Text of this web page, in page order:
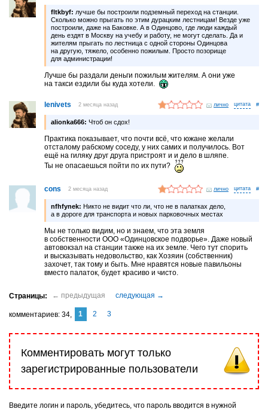
fltkbyf: лучше бы построили подземный переход на станции.
Сколько можно прыгать по этим дурацким лестницам! Везде уже
построили, даже на Баковке. А в Одинцово, где люди каждый
день ездят в Москву на учебу и работу, не могут сделать. Да и
жителям прыгать по лестница с одной стороны Одинцова
на другую, тяжело, особенно пожилым. Просто позорище
для администрации!
Лучше бы раздали деньги пожилым жителям. А они уже
на такси ездили бы куда хотели.
lenivets 2 месяца назад лично #
alionka666: Чтоб он сдох!
Практика показывает, что почти всё, что южане желали
отсталому рабскому соседу, у них самих и получилось. Вот
ещё на гиляку друг друга пристроят и и дело в шляпе.
Ты не опасаешься пойти по их пути?
cons 2 месяца назад лично #
nfhfynek: Никто не видит что ли, что не в палатках дело,
а в дороге для транспорта и новых парковочных местах
Мы не только видим, но и знаем, что эта земля
в собственности ООО «Одинцовское подворье». Даже новый
автовокзал на станции также на их земле. Чего тут спорить
и высказывать недовольство, как Хозяин (собственник)
захочет, так тому и быть. Мне нравятся новые павильоны
вместо палаток, будет красиво и чисто.
комментариев 34 1 2 3
Комментировать могут только
зарегистрированные пользователи
Введите логин и пароль, убедитесь, что пароль вводится в нужной